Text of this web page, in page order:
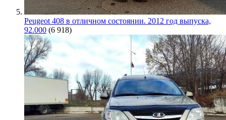
Peugeot 408 в отличном состоянии. 2012 год выпуска,
92.000 (6 918)